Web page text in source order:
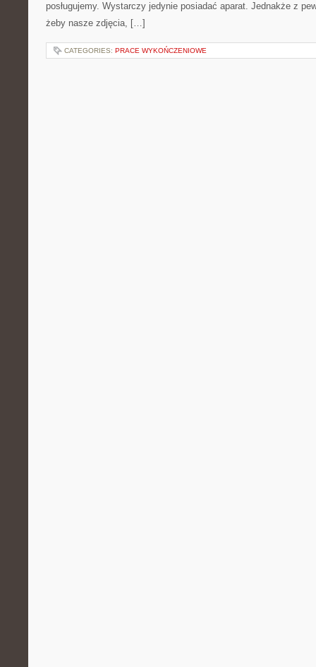
posługujemy. Wystarczy jedynie posiadać aparat. Jednakże z
żeby nasze zdjęcia, […]
CATEGORIES: PRACE WYKOŃCZENIOWE